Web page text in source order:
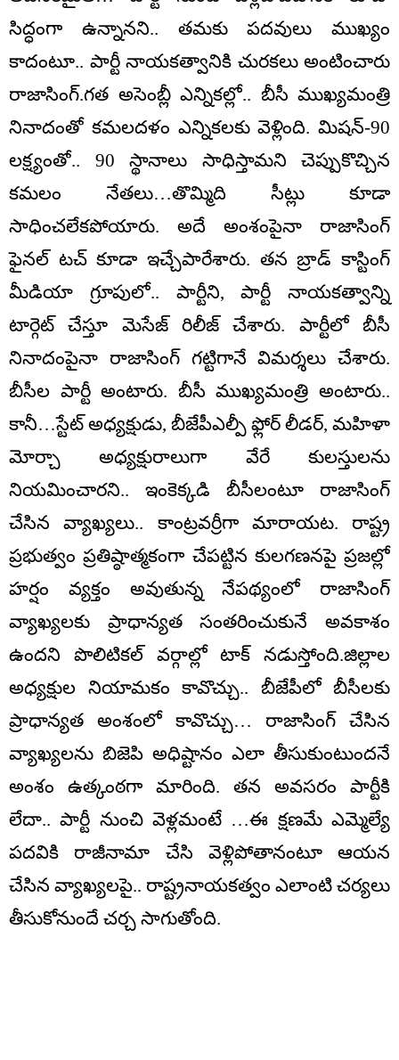
సిద్ధంగా ఉన్నానని.. తమకు పదవులు ముఖ్యం
కాదంటూ.. పార్టీ నాయకత్వానికి చురకలు అంటించారు
రాజాసింగ్‌.గత అసెంబ్లీ ఎన్నికల్లో.. బీసీ ముఖ్యమంత్రి
నినాదంతో కమలదళం ఎన్నికలకు వెళ్లింది. మిషన్-90
లక్ష్యంతో.. 90 స్థానాలు సాధిస్తామని చెప్పుకొచ్చిన
కమలం నేతలు…తొమ్మిది సీట్లు కూడా
సాధించలేకపోయారు. అదే అంశంపైనా రాజాసింగ్
ఫైనల్ టచ్ కూడా ఇచ్చేపారేశారు. తన బ్రాడ్ కాస్టింగ్
మీడియా గ్రూపులో.. పార్టీని, పార్టీ నాయకత్వాన్ని
టార్గెట్ చేస్తూ మెసేజ్ రిలీజ్ చేశారు. పార్టీలో బీసీ
నినాదంపైనా రాజాసింగ్ గట్టిగానే విమర్శలు చేశారు.
బీసీల పార్టీ అంటారు. బీసీ ముఖ్యమంత్రి అంటారు..
కానీ…స్టేట్ అధ్యక్షుడు, బీజేపీఎల్పీ ఫ్లోర్ లీడర్, మహిళా
మోర్చా అధ్యక్షురాలుగా వేరే కులస్తులను
నియమించారని.. ఇంకెక్కడి బీసీలంటూ రాజాసింగ్
చేసిన వ్యాఖ్యలు.. కాంట్రవర్రీగా మారాయట. రాష్ట్ర
ప్రభుత్వం ప్రతిష్ఠాత్మకంగా చేపట్టిన కులగణనపై ప్రజల్లో
హర్షం వ్యక్తం అవుతున్న నేపథ్యంలో రాజాసింగ్
వ్యాఖ్యలకు ప్రాధాన్యత సంతరించుకునే అవకాశం
ఉందని పొలిటికల్ వర్గాల్లో టాక్ నడుస్తోంది.జిల్లాల
అధ్యక్షుల నియామకం కావొచ్చు.. బీజేపీలో బీసీలకు
ప్రాధాన్యత అంశంలో కావొచ్చు… రాజాసింగ్ చేసిన
వ్యాఖ్యలను బిజెపి అధిష్టానం ఎలా తీసుకుంటుందనే
అంశం ఉత్కంఠగా మారింది. తన అవసరం పార్టీకి
లేదా.. పార్టీ నుంచి వెళ్లమంటే …ఈ క్షణమే ఎమ్మెల్యే
పదవికి రాజీనామా చేసి వెళ్లిపోతానంటూ ఆయన
చేసిన వ్యాఖ్యలపై.. రాష్ట్రనాయకత్వం ఎలాంటి చర్యలు
తీసుకోనుందే చర్చ సాగుతోంది.